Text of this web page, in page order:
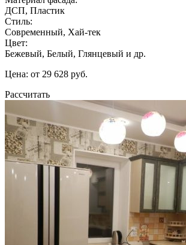
ДСП, Пластик
Стиль:
Современный, Хай-тек
Цвет:
Бежевый, Белый, Глянцевый и др.
Цена: от 29 628 руб.
Рассчитать